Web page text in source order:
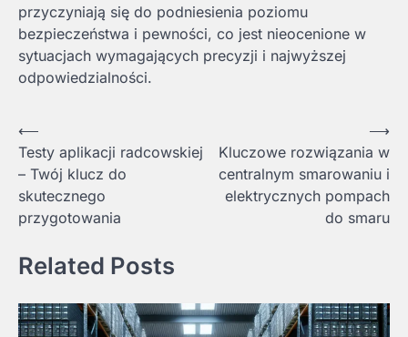
przyczyniają się do podniesienia poziomu
bezpieczeństwa i pewności, co jest nieocenione w
sytuacjach wymagających precyzji i najwyższej
odpowiedzialności.
Nawigacja
wpisu
⟵
Testy aplikacji radcowskiej
– Twój klucz do
skutecznego
przygotowania
Kluczowe rozwiązania w
centralnym smarowaniu i
elektrycznych pompach
do smaru
⟶
Related Posts